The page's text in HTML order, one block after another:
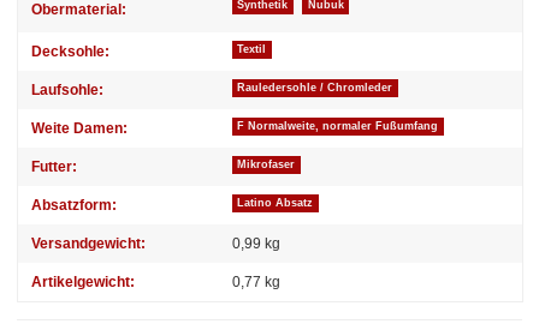
Obermaterial: Synthetik Nubuk
Decksohle: Textil
Laufsohle: Rauledersohle / Chromleder
Weite Damen: F Normalweite, normaler Fußumfang
Futter: Mikrofaser
Absatzform: Latino Absatz
Versandgewicht: 0,99 kg
Artikelgewicht: 0,77 kg